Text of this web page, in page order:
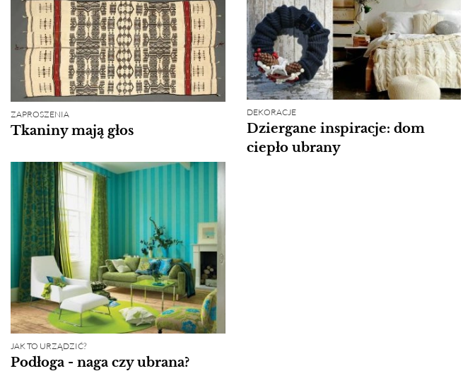
ZAPROSZENIA
Tkaniny mają głos
DEKORACJE
Dziergane inspiracje: dom
ciepło ubrany
JAK TO URZĄDZIĆ?
Podłoga - naga czy ubrana?